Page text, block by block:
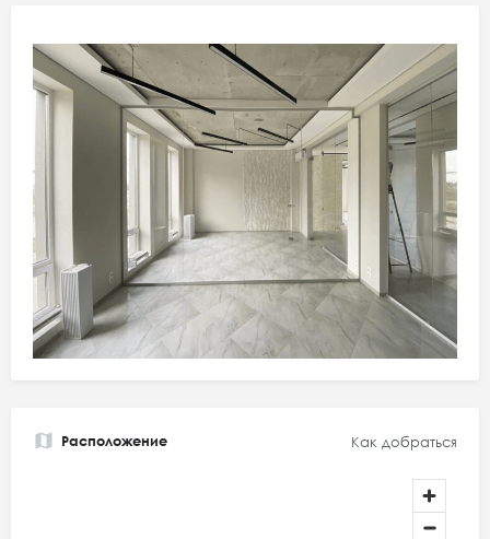
Расположение Как добраться